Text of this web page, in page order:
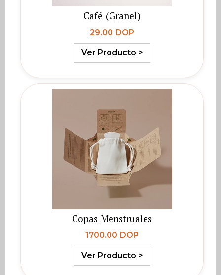
Café (Granel)
29.00 DOP
Ver Producto >
Copas Menstruales
1700.00 DOP
Ver Producto >